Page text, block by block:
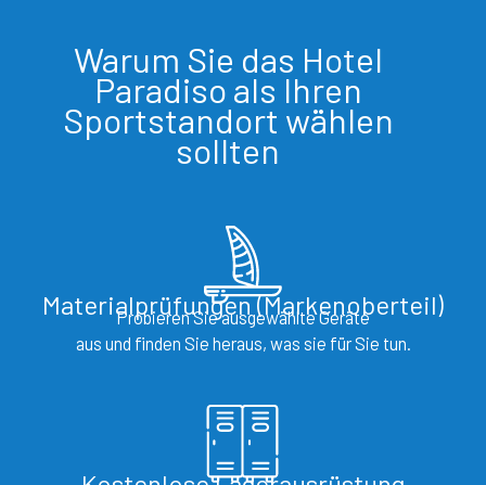
Warum Sie das Hotel
Paradiso als Ihren
Sportstandort wählen
sollten
Materialprüfungen (Markenoberteil)
Probieren Sie ausgewählte Geräte
aus und finden Sie heraus, was sie für Sie tun.